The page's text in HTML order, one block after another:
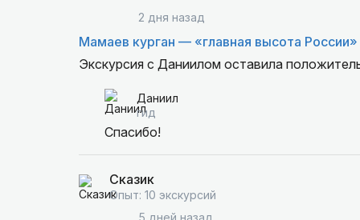
2 дня назад
Мамаев курган — «главная высота России»
Экскурсия с Даниилом оставила
Даниил
гид
Спасибо!
Сказик
Опыт: 10 экскурсий
5 дней назад